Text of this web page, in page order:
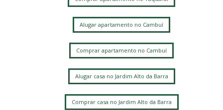
Loteamento Santa Ana do Atibaia (Sousas)
Residencial Estância Eudóxia (Barão Geraldo)
Cidade Universitária
Caminhos de San Conrado (Sousas)
Loteamento Residencial Entre Verdes (Sousas)
Alugar apartamento no Cambuí
Comprar apartamento no Cambuí
Alugar casa no Jardim Alto da Barra
Comprar casa no Jardim Alto da Barra